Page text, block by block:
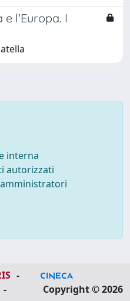
l'Europa. I
interna
autorizzati
-
-
Copyright © 2026